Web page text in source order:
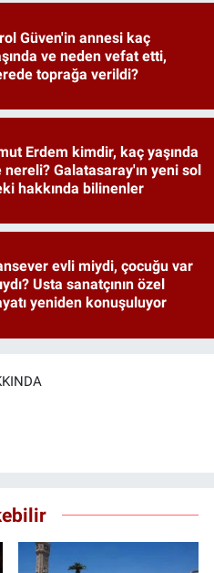
Güven'in annesi kaç
ve neden vefat etti,
toprağa verildi?
Erdem kimdir, kaç yaşında
nereli? Galatasaray'ın yeni sol
hakkında bilinenler
evli miydi, çocuğu var
Usta sanatçının özel
yeniden konuşuluyor